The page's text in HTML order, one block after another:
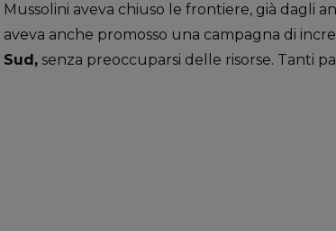
Mussolini aveva chiuso le frontiere, già dagli
aveva anche promosso una campagna di
Sud,senza preoccuparsi delle risorse. Tanti